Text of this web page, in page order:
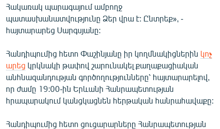
Հակառակ պարագայում ամբողջ
պատասխանատվությունը Ձեր վրա է: Ընտրեք», -
հայտարարեց Սարգսյանը:
Հանդիպումից հետո Փաշինյանը իր կողմնակիցներին կոչ
արեց կրկնակի թափով շարունակել քաղաքացիական
անհնազանդության գործողությունները՝ հայտարարելով,
որ ժամը 19:00-ին Երևանի Հանրապետության
հրապարակում կանցկացնեն հերթական հանրահավաքը:
Հանդիպումից հետո ցուցարարները Հանրապետության